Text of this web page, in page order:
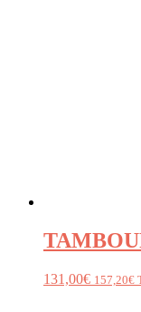
131,00€ 157,20€